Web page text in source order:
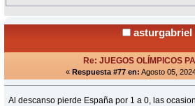
asturgabriel
Re: JUEGOS OLÍMPICOS
« Respuesta #77 en: Agosto 05,
Al descanso pierde España por 1 a 0, las